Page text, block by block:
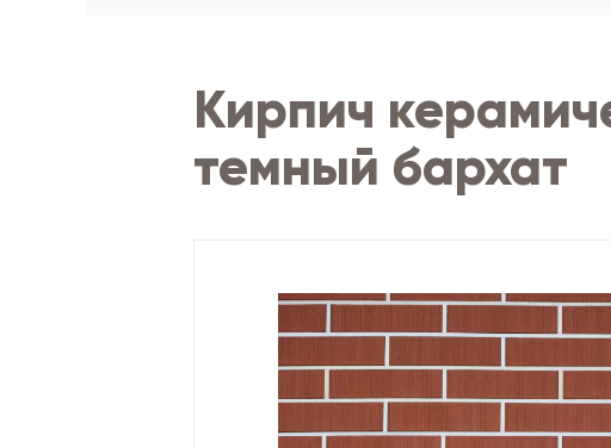
Кирпич
темный бархат